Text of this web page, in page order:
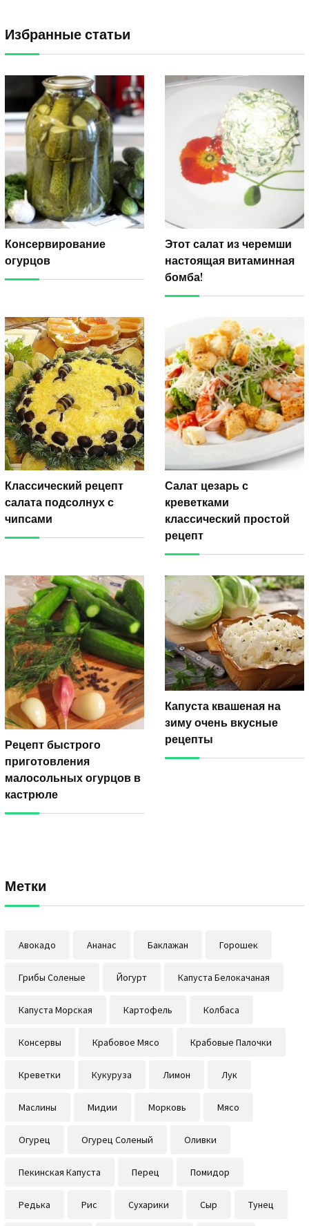
Избранные статьи
Консервирование
огурцов
Этот салат из черемши
настоящая витаминная
бомба!
Классический рецепт
салата подсолнух с
чипсами
Салат цезарь с
креветками
классический простой
рецепт
Рецепт быстрого
приготовления
малосольных огурцов в
кастрюле
Капуста квашеная на
зиму очень вкусные
рецепты
Метки
Авокадо Ананас Баклажан Горошек
Грибы Соленые Йогурт Капуста Белокачаная
Капуста Морская Картофель Колбаса
Консервы Крабовое Мясо Крабовые Палочки
Креветки Кукуруза Лимон Лук
Маслины Мидии Морковь Мясо
Огурец Огурец Соленый Оливки
Пекинская Капуста Перец Помидор
Редька Рис Сухарики Сыр Тунец